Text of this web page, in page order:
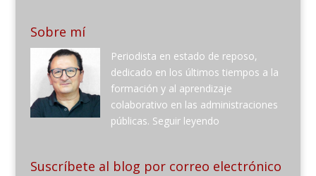
Sobre mí
Periodista en estado de reposo,
dedicado en los últimos tiempos a la
formación y al aprendizaje
colaborativo en las administraciones
públicas. Seguir leyendo
Suscríbete al blog por correo electrónico